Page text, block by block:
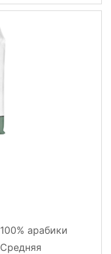
100% арабики
Средняя